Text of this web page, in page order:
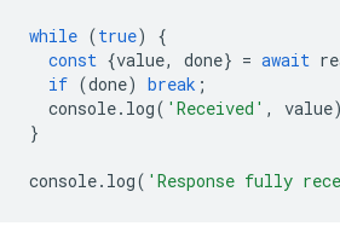
while (true)
{
const {value, done} = await
if (done) break ;
console. log( 'Received' , value
}
console. log( 'Response fully